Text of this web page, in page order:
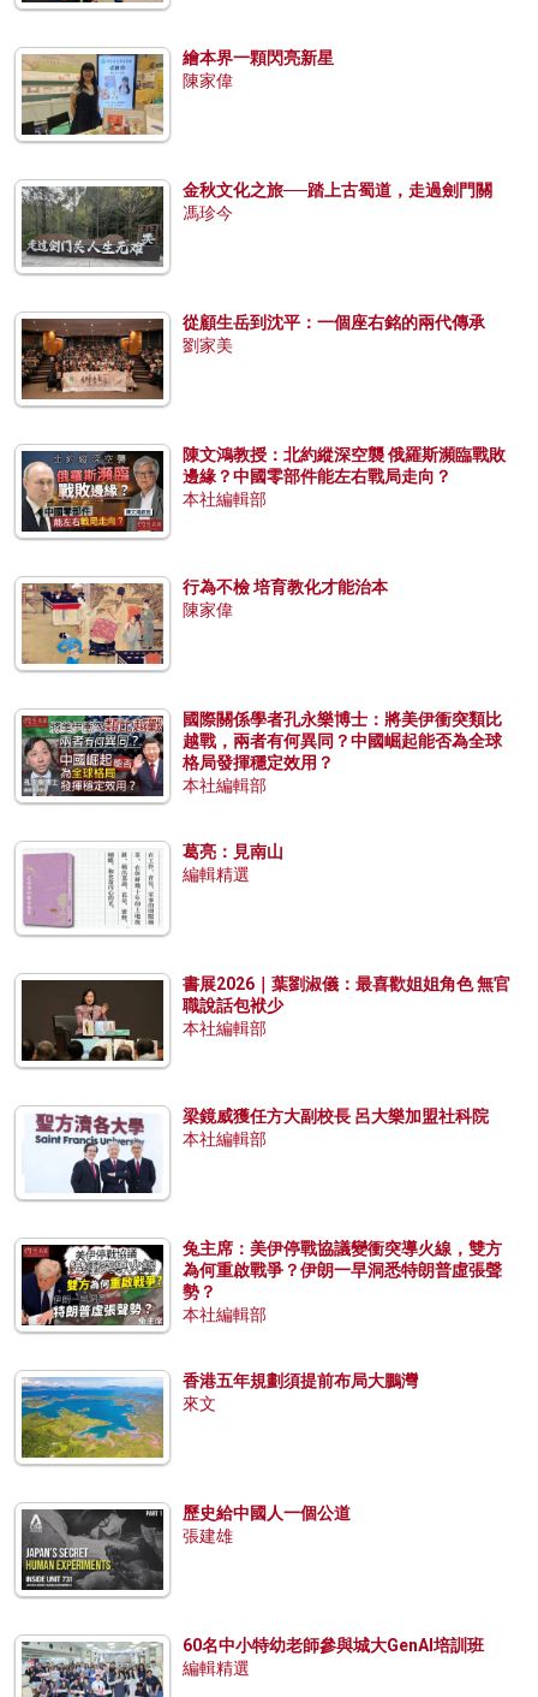
繪本界一顆閃亮新星
陳家偉
金秋文化之旅──踏上古蜀道，走過劍門關
馮珍今
從顧生岳到沈平：一個座右銘的兩代傳承
劉家美
陳文鴻教授：北約縱深空襲 俄羅斯瀕臨戰敗
邊緣？中國零部件能左右戰局走向？
本社編輯部
行為不檢 培育教化才能治本
陳家偉
國際關係學者孔永樂博士：將美伊衝突類比
越戰，兩者有何異同？中國崛起能否為全球
格局發揮穩定效用？
本社編輯部
葛亮：見南山
編輯精選
書展2026｜葉劉淑儀：最喜歡姐姐角色 無官
職說話包袱少
本社編輯部
梁鏡威獲任方大副校長 呂大樂加盟社科院
本社編輯部
兔主席：美伊停戰協議變衝突導火線，雙方
為何重啟戰爭？伊朗一早洞悉特朗普虛張聲
勢？
本社編輯部
香港五年規劃須提前布局大鵬灣
來文
歷史給中國人一個公道
張建雄
60名中小特幼老師參與城大GenAI培訓班
編輯精選